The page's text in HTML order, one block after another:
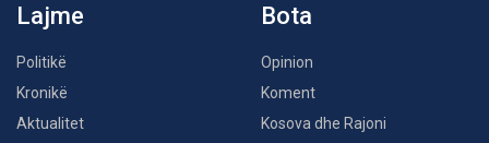
Lajme
Politikë
Kronikë
Aktualitet
Bota
Opinion
Koment
Kosova dhe Rajoni